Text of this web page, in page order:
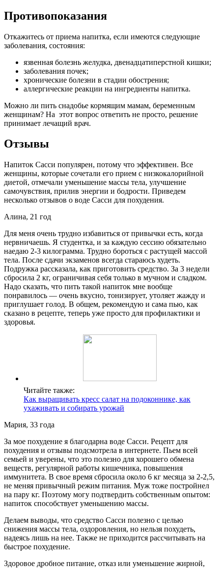
Противопоказания
Откажитесь от приема напитка, если имеются следующие
заболевания, состояния:
язвенная болезнь желудка, двенадцатиперстной кишки;
заболевания почек;
хронические болезни в стадии обострения;
аллергические реакции на ингредиенты напитка.
Можно ли пить снадобье кормящим мамам, беременным
женщинам? На этот вопрос ответить не просто, решение
принимает лечащий врач.
Отзывы
Напиток Сасси популярен, потому что эффективен. Все
женщины, которые сочетали его прием с низкокалорийной
диетой, отмечали уменьшение массы тела, улучшение
самочувствия, прилив энергии и бодрости. Приведем
несколько отзывов о воде Сасси для похудения.
Алина, 21 год
Для меня очень трудно избавиться от привычки есть, когда
нервничаешь. Я студентка, и за каждую сессию обязательно
наедаю 2-3 килограмма. Трудно бороться с растущей массой
тела. После сдачи экзаменов всегда стараюсь худеть.
Подружка рассказала, как приготовить средство. За 3 недели
сбросила 2 кг, ограничивая себя только в мучном и сладком.
Надо сказать, что пить такой напиток мне вообще
понравилось — очень вкусно, тонизирует, утоляет жажду и
приглушает голод. В общем, рекомендую и сама пью, как
сказано в рецепте, теперь уже просто для профилактики и
здоровья.
Читайте также:
Как выращивать кресс салат на подоконнике, как
ухаживать и собирать урожай
Мария, 33 года
За мое похудение я благодарна воде Сасси. Рецепт для
похудения и отзывы подсмотрела в интернете. Пьем всей
семьей и уверены, что это полезно для хорошего обмена
веществ, регулярной работы кишечника, повышения
иммунитета. В свое время сбросила около 6 кг месяца за 2-2,5,
не меняя привычный режим питания. Муж тоже постройнел
на пару кг. Поэтому могу подтвердить собственным опытом:
напиток способствует уменьшению массы.
Делаем выводы, что средство Сасси полезно с целью
снижения массы тела, оздоровления, но нельзя похудеть,
надеясь лишь на нее. Также не приходится рассчитывать на
быстрое похудение.
Здоровое дробное питание, отказ или уменьшение жирной,